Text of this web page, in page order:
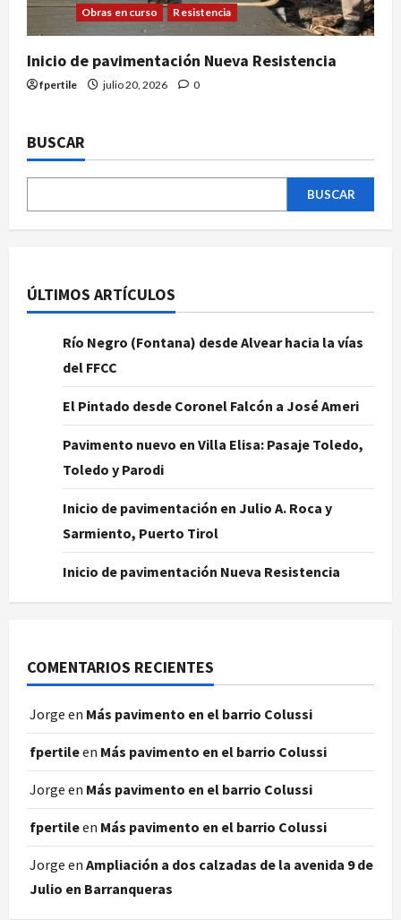
Obras en curso Resistencia
Inicio de pavimentación Nueva Resistencia
fpertile julio 20, 2026 0
BUSCAR
BUSCAR
ÚLTIMOS ARTÍCULOS
Río Negro (Fontana) desde Alvear hacia la vías
del FFCC
El Pintado desde Coronel Falcón a José Ameri
Pavimento nuevo en Villa Elisa: Pasaje Toledo,
Toledo y Parodi
Inicio de pavimentación en Julio A. Roca y
Sarmiento, Puerto Tirol
Inicio de pavimentación Nueva Resistencia
COMENTARIOS RECIENTES
Jorge en Más pavimento en el barrio Colussi
fpertileen Más pavimento en el barrio Colussi
Jorge en Más pavimento en el barrio Colussi
fpertileen Más pavimento en el barrio Colussi
Jorge en Ampliación a dos calzadas de la avenida 9 de
Julio en Barranqueras